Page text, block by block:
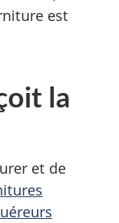
est
la
et de